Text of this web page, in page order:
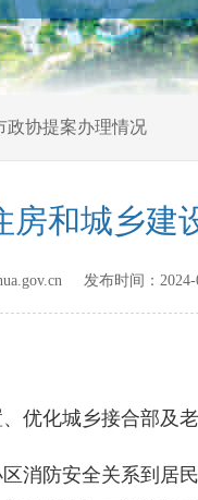
政协提案办理情况
房和城乡建
发布时间：
化城乡接合部及老
防安全关系到居民